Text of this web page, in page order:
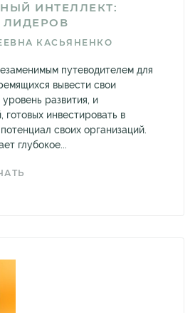
ИНТЕЛЛЕКТ:
КАСЬЯНЕНКО
путеводителем для
вывести свои
развития, и
инвестировать в
своих организаций.
глубокое...